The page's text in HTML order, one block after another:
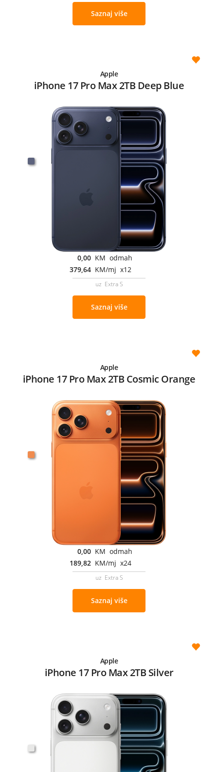
Saznaj više
Apple
iPhone 17 Pro Max 2TB Deep Blue
0,00 KM odmah
379,64 KM/mj x12
uz Extra S
Saznaj više
Apple
iPhone 17 Pro Max 2TB Cosmic Orange
0,00 KM odmah
189,82 KM/mj x24
uz Extra S
Saznaj više
Apple
iPhone 17 Pro Max 2TB Silver